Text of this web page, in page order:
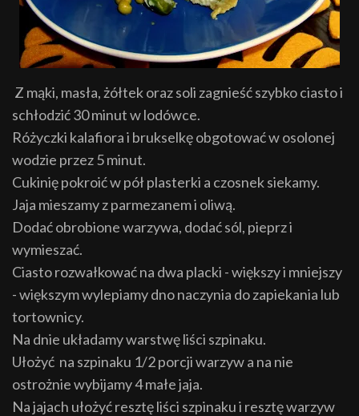
Z mąki, masła, żółtek oraz soli zagnieść szybko ciasto i
schłodzić 30 minut w lodówce.
Różyczki kalafiora i brukselkę obgotować w osolonej
wodzie przez 5 minut.
Cukinię pokroić w pół plasterki a czosnek siekamy.
Jaja mieszamy z parmezanem i oliwą.
Dodać obrobione warzywa, dodać sól, pieprz i
wymieszać.
Ciasto rozwałkować na dwa placki - większy i mniejszy
- większym wylepiamy dno naczynia do zapiekania lub
tortownicy.
Na dnie układamy warstwę liści szpinaku.
Ułożyć na szpinaku 1/2 porcji warzyw a na nie
ostrożnie wybijamy 4 małe jaja.
Na jajach ułożyć resztę liści szpinaku i resztę warzyw